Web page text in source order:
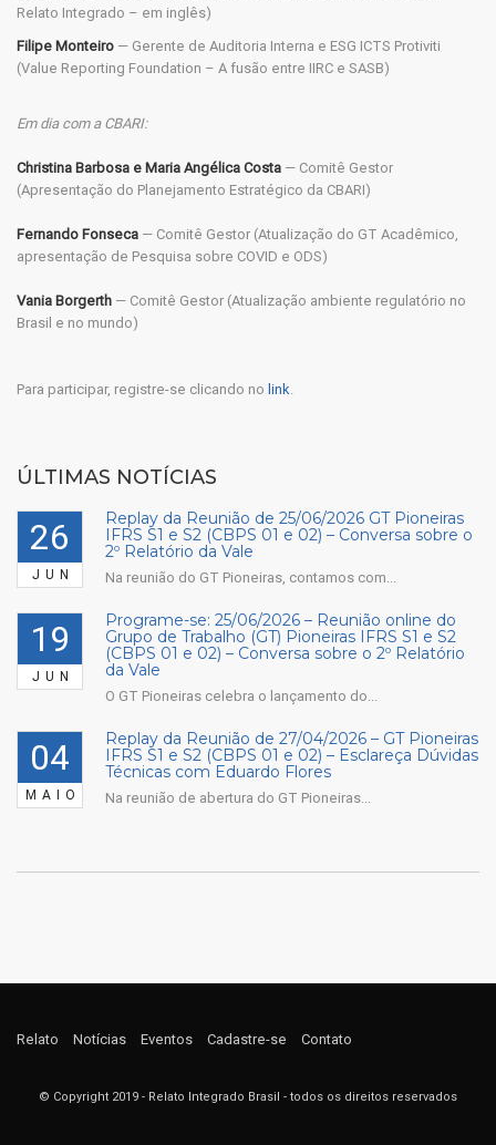
Relato Integrado – em inglês)
Filipe Monteiro — Gerente de Auditoria Interna e ESG ICTS Protiviti
(Value Reporting Foundation – A fusão entre IIRC e SASB)
Em dia com a CBARI:
Christina Barbosa e Maria Angélica Costa — Comitê Gestor
(Apresentação do Planejamento Estratégico da CBARI)
Fernando Fonseca — Comitê Gestor (Atualização do GT Acadêmico,
apresentação de Pesquisa sobre COVID e ODS)
Vania Borgerth — Comitê Gestor (Atualização ambiente regulatório no
Brasil e no mundo)
Para participar, registre-se clicando no link.
ÚLTIMAS NOTÍCIAS
26
JUN
Replay da Reunião de 25/06/2026 GT Pioneiras
IFRS S1 e S2 (CBPS 01 e 02) – Conversa sobre o
2º Relatório da Vale
Na reunião do GT Pioneiras, contamos com...
19
JUN
Programe-se: 25/06/2026 – Reunião online do
Grupo de Trabalho (GT) Pioneiras IFRS S1 e S2
(CBPS 01 e 02) – Conversa sobre o 2º Relatório
da Vale
O GT Pioneiras celebra o lançamento do...
04
MAIO
Replay da Reunião de 27/04/2026 – GT Pioneiras
IFRS S1 e S2 (CBPS 01 e 02) – Esclareça Dúvidas
Técnicas com Eduardo Flores
Na reunião de abertura do GT Pioneiras...
Relato Notícias Eventos Cadastre-se Contato
© Copyright 2019 - Relato Integrado Brasil - todos os direitos reservados